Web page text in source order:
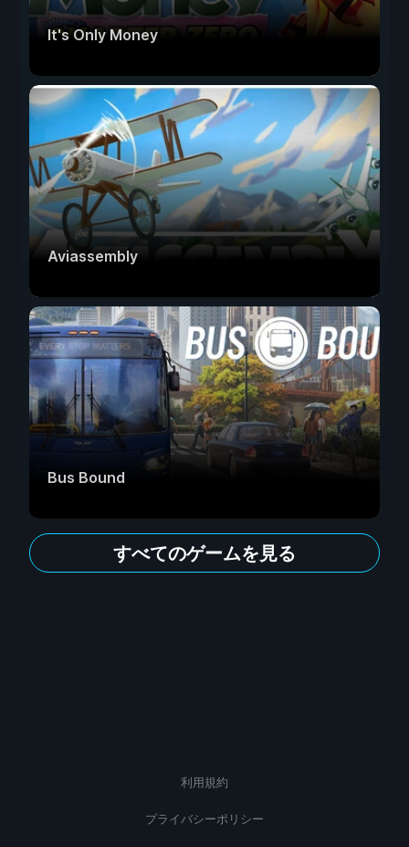
It's Only Money
Aviassembly
Bus Bound
すべてのゲームを見る
利用規約
プライバシーポリシー